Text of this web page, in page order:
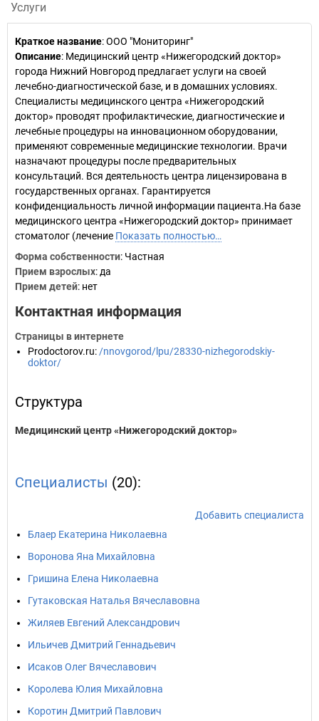
Услуги
Краткое название:ООО "Мониторинг"
Описание: Медицинский центр «Нижегородский доктор»
города Нижний Новгород предлагает услуги на своей
лечебно-диагностической базе, и в домашних условиях.
Специалисты медицинского центра «Нижегородский
доктор» проводят профилактические, диагностические и
лечебные процедуры на инновационном оборудовании,
применяют современные медицинские технологии. Врачи
назначают процедуры после предварительных
консультаций. Вся деятельность центра лицензирована в
государственных органах. Гарантируется
конфиденциальность личной информации пациента.На базе
медицинского центра «Нижегородский доктор» принимает
стоматолог (лечение Показать полностью…
Форма собственности: Частная
Прием взрослых: да
Прием детей: нет
Контактная информация
Страницы в интернете
Prodoctorov.ru: /nnovgorod/lpu/28330-nizhegorodskiy-
doktor/
Структура
Медицинский центр «Нижегородский доктор»
Специалисты (20):
Добавить специалиста
Блаер Екатерина Николаевна
Воронова Яна Михайловна
Гришина Елена Николаевна
Гутаковская Наталья Вячеславовна
Жиляев Евгений Александрович
Ильичев Дмитрий Геннадьевич
Исаков Олег Вячеславович
Королева Юлия Михайловна
Коротин Дмитрий Павлович